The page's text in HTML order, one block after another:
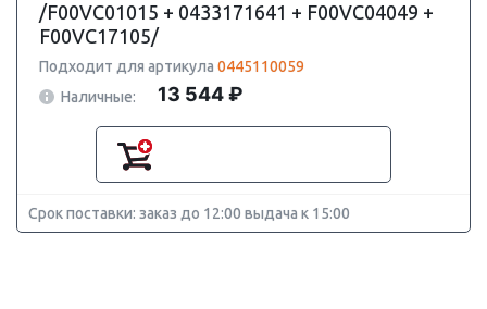
/F00VC01015 + 0433171641 + F00VC04049 +
F00VC17105/
Подходит для артикула 0445110059
Наличные:
13 544 ₽
Срок поставки: заказ до 12:00 выдача к 15:00